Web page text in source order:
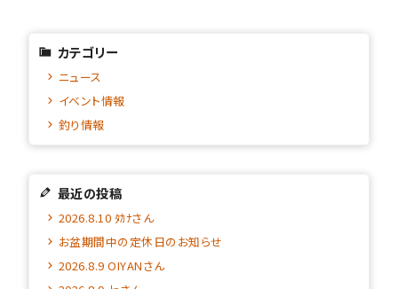
カテゴリー
ニュース
イベント情報
釣り情報
最近の投稿
2026.8.10 ﾀｶﾅさん
お盆期間中の定休日のお知らせ
2026.8.9 OIYANさん